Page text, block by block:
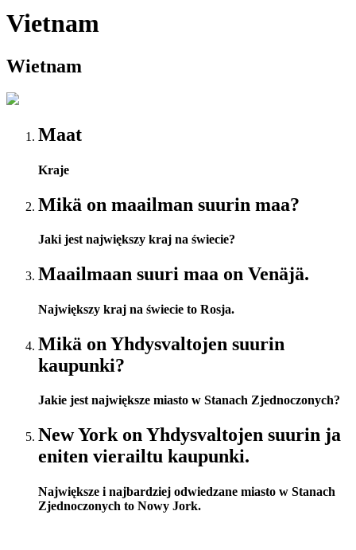
Vietnam
Wietnam
Maat
Kraje
Mikä on maailman suurin maa?
Jaki jest największy kraj na świecie?
Maailmaan suuri maa on Venäjä.
Największy kraj na świecie to Rosja.
Mikä on Yhdysvaltojen suurin
kaupunki?
Jakie jest największe miasto w Stanach Zjednoczonych?
New York on Yhdysvaltojen suurin ja
eniten vierailtu kaupunki.
Największe i najbardziej odwiedzane miasto w Stanach
Zjednoczonych to Nowy Jork.